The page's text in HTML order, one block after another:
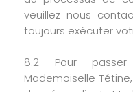
veuillez nous
toujours exécuter
8.2 Pour
Mademoiselle